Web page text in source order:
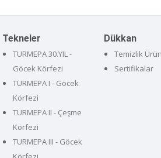
Tekneler
TURMEPA 30.YIL -
Göcek Körfezi
TURMEPA I - Göcek
Körfezi
TURMEPA II - Çeşme
Körfezi
TURMEPA III - Göcek
Dükkan
Temizlik
Sertifikalar